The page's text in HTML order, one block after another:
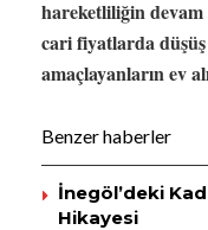
hareketliliğin
cari fiyatlarda
amaçlayanların ev
Benzer haberler
İnegöl’deki
Hikayesi